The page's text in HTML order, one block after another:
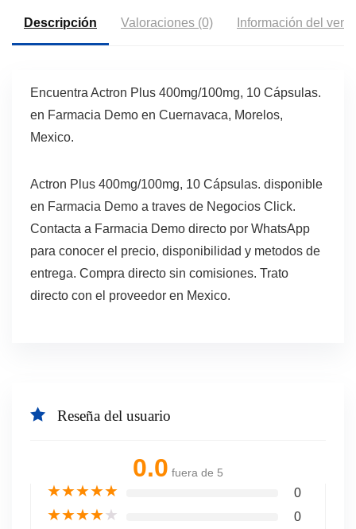
Descripción Valoraciones (0) Información del
Encuentra Actron Plus 400mg/100mg, 10 Cápsulas.
en Farmacia Demo en Cuernavaca, Morelos,
Mexico.
Actron Plus 400mg/100mg, 10 Cápsulas. disponible
en Farmacia Demo a traves de Negocios Click.
Contacta a Farmacia Demo directo por WhatsApp
para conocer el precio, disponibilidad y metodos de
entrega. Compra directo sin comisiones. Trato
directo con el proveedor en Mexico.
Reseña del usuario
0.0 fuera de 5
★★★★★ 0
★★★★★ 0